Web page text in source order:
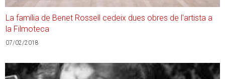
La família de Benet Rossell cedeix dues obres de l'artista a
la Filmoteca
07/02/2018